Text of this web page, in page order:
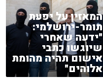
המאזין על יפעת
תומר-ירושלמי:
"ידעה שאחרי
שיוגשו כתבי
אישום תהיה מהומת
אלוהים"